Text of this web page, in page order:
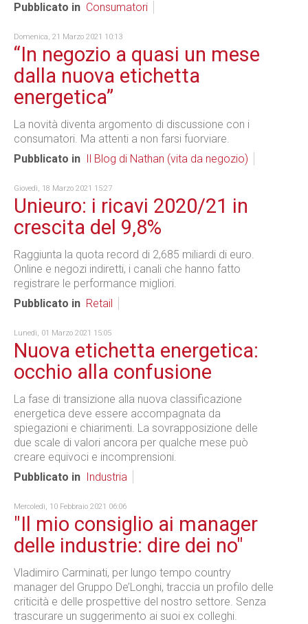
Pubblicato in Consumatori
Domenica, 21 Marzo 2021 10:13
“In negozio a quasi un mese
dalla nuova etichetta
energetica”
La novità diventa argomento di discussione con i
consumatori. Ma attenti a non farsi fuorviare.
Pubblicato in
Il Blog di Nathan (vita da negozio)
Giovedì, 18 Marzo 2021 15:27
Unieuro: i ricavi 2020/21 in
crescita del 9,8%
Raggiunta la quota record di 2,685 miliardi di euro.
Online e negozi indiretti, i canali che hanno fatto
registrare le performance migliori.
Pubblicato in Retail
Lunedì, 01 Marzo 2021 15:05
Nuova etichetta energetica:
occhio alla confusione
La fase di transizione alla nuova classificazione
energetica deve essere accompagnata da
spiegazioni e chiarimenti. La sovrapposizione delle
due scale di valori ancora per qualche mese può
creare equivoci e incomprensioni.
Pubblicato in
Industria
Mercoledì, 10 Febbraio 2021 06:06
"Il mio consiglio ai manager
delle industrie: dire dei no"
Vladimiro Carminati, per lungo tempo country
manager del Gruppo De’Longhi, traccia un profilo delle
criticità e delle prospettive del nostro settore. Senza
trascurare un suggerimento ai suoi ex colleghi.